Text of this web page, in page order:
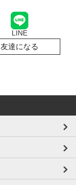
LINE
友達になる